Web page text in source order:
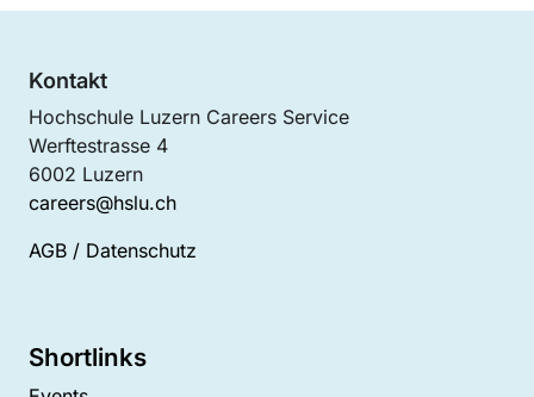
Kontakt
Hochschule Luzern Careers Service
Werftestrasse 4
6002 Luzern
careers@hslu.ch
AGB / Datenschutz
Shortlinks